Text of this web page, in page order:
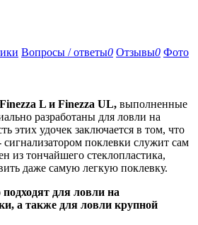
Вопросы / ответы0 Отзывы0 Фото
L и Finezza UL, выполненные
разработаны для ловли на
этих удочек заключается в том, что
сигнализатором поклевки служит сам
из тончайшего стеклопластика,
даже самую легкую поклевку.
для ловли на
а также для ловли крупной